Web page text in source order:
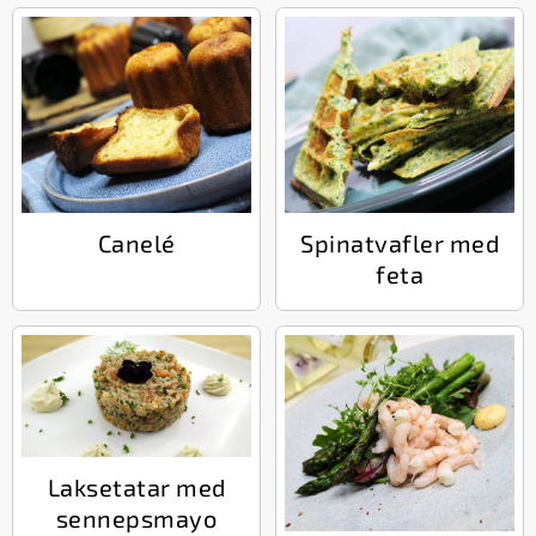
Canelé
Spinatvafler med
feta
Laksetatar med
sennepsmayo